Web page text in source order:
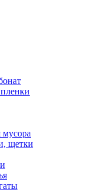
мусора
щетки